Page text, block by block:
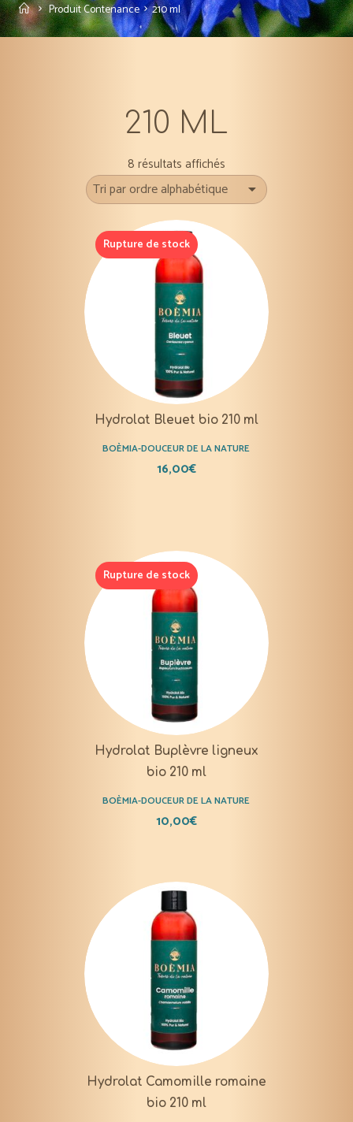
Accueil
Produit Contenance 210 ml
210 ML
8 résultats affichés
Hydrolat Bleuet bio 210 ml
BOÈMIA-DOUCEUR DE LA NATURE
16,00€
Rupture de stock
Hydrolat Buplèvre ligneux
bio 210 ml
BOÈMIA-DOUCEUR DE LA NATURE
10,00€
Rupture de stock
Hydrolat Camomille romaine
bio 210 ml